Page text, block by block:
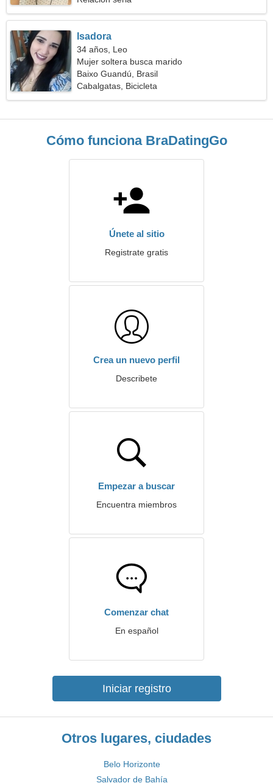
Isadora
34 años, Leo
Mujer soltera busca marido
Baixo Guandú, Brasil
Cabalgatas, Bicicleta
Cómo funciona BraDatingGo
Únete al sitio
Registrate gratis
Crea un nuevo perfil
Describete
Empezar a buscar
Encuentra miembros
Comenzar chat
En español
Iniciar registro
Otros lugares, ciudades
Belo Horizonte
Salvador de Bahía